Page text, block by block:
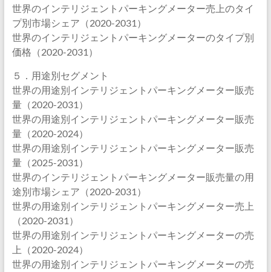
世界のインテリジェントパーキングメーター売上のタイ
プ別市場シェア（2020-2031）
世界のインテリジェントパーキングメーターのタイプ別
価格（2020-2031）
５．用途別セグメント
世界の用途別インテリジェントパーキングメーター販売
量（2020-2031）
世界の用途別インテリジェントパーキングメーター販売
量（2020-2024）
世界の用途別インテリジェントパーキングメーター販売
量（2025-2031）
世界のインテリジェントパーキングメーター販売量の用
途別市場シェア（2020-2031）
世界の用途別インテリジェントパーキングメーター売上
（2020-2031）
世界の用途別インテリジェントパーキングメーターの売
上（2020-2024）
世界の用途別インテリジェントパーキングメーターの売